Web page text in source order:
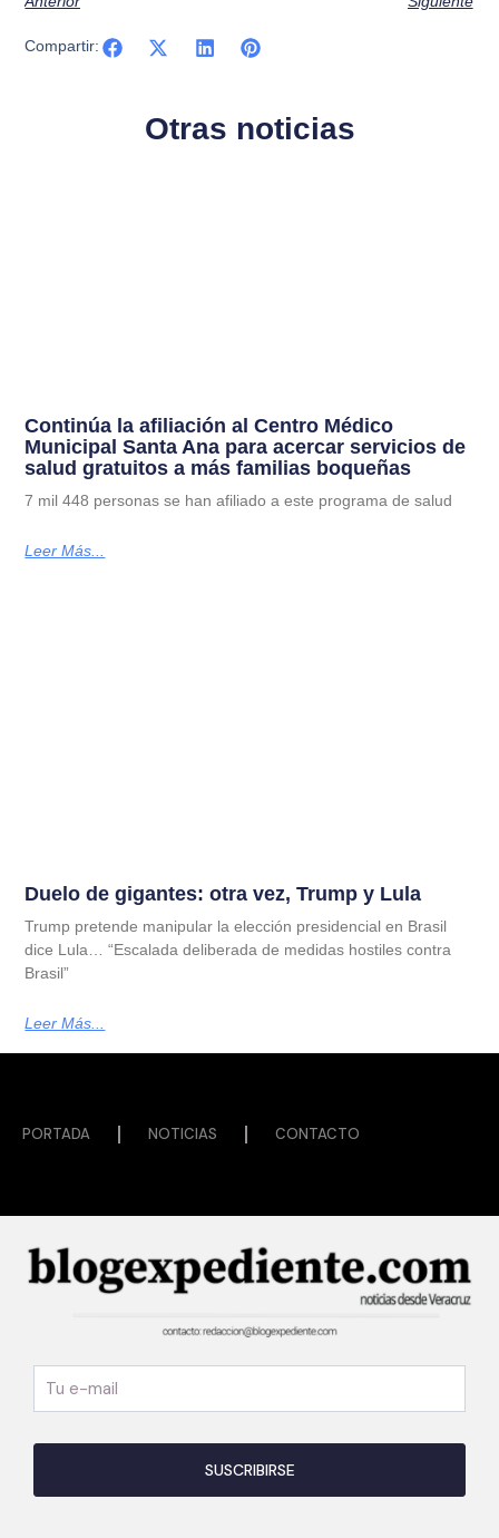
Compartir:
Otras noticias
Continúa la afiliación al Centro Médico
Municipal Santa Ana para acercar servicios de
salud gratuitos a más familias boqueñas
7 mil 448 personas se han afiliado a este programa de salud
Leer Más...
Duelo de gigantes: otra vez, Trump y Lula
Trump pretende manipular la elección presidencial en Brasil
dice Lula… “Escalada deliberada de medidas hostiles contra
Brasil”
Leer Más...
PORTADA NOTICIAS CONTACTO